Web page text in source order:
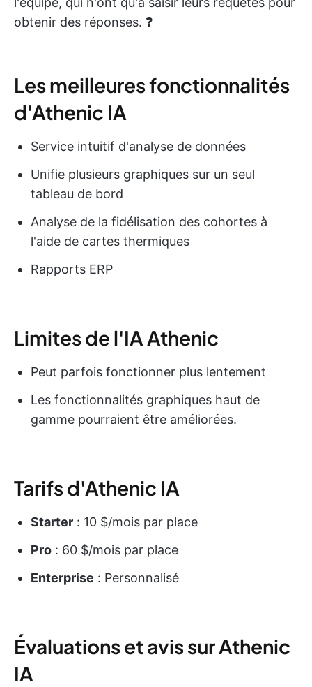
obtenir des réponses. ❓
Les meilleures fonctionnalités
d'Athenic IA
Service intuitif d'analyse de données
Unifie plusieurs graphiques sur un seul
tableau de bord
Analyse de la fidélisation des cohortes à
l'aide de cartes thermiques
Rapports ERP
Limites de l'IA Athenic
Peut parfois fonctionner plus lentement
Les fonctionnalités graphiques haut de
gamme pourraient être améliorées.
Tarifs d'Athenic IA
Starter : 10 $/mois par place
Pro : 60 $/mois par place
Enterprise : Personnalisé
Évaluations et avis sur Athenic
IA